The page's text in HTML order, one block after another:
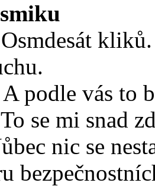
podle vás to
se mi snad
nic se